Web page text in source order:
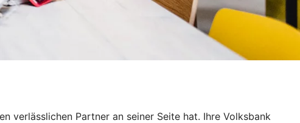
verlässlichen Partner an seiner Seite hat. Ihre Volksbank